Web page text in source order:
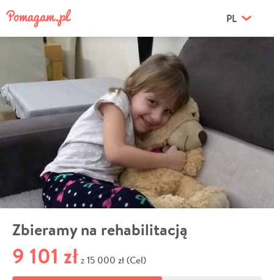
PL
Zbieramy na rehabilitacją
9 101 zł z 15 000 zł (Cel)